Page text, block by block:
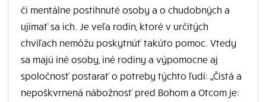
či mentálne postihnuté osoby a o chudobných a
ujímať sa ich. Je veľa rodín, ktoré v určitých
chvíľach nemôžu poskytnúť takúto pomoc. Vtedy
sa majú iné osoby, iné rodiny a výpomocne aj
spoločnosť postarať o potreby týchto ľudí: „Čistá a
nepoškvrnená nábožnosť pred Bohom a Otcom je: